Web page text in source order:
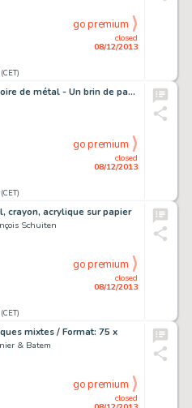
closed
08/12/2013
go premium
Natacha - Mémoire de métal - Un brin de panique Encre de Chine
closed
08/12/2013
go premium
crayon, acrylique sur papier
Schuiten
closed
08/12/2013
go premium
mixtes / Format: 75 x
& Batem
closed
go premium